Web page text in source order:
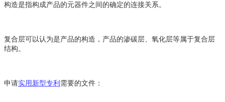
构造是指构成产品的元器件之间的确定的连接关系。
复合层可以认为是产品的构造，产品的渗碳层、氧化层等属于复合层
结构。
申请实用新型专利 需要的文件：